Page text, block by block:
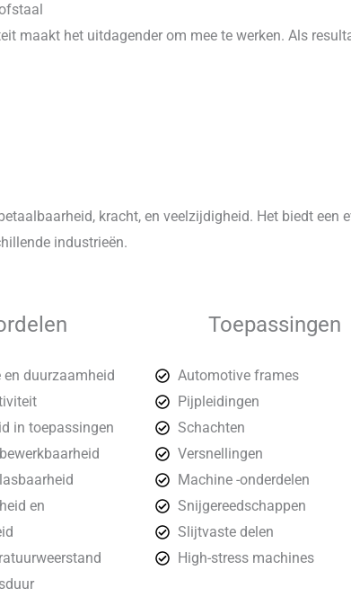
maakt het uitdagender om mee te werken. Als
kracht, en veelzijdigheid. Het biedt een
industrieën.
en duurzaamheid
in toepassingen
en
Toepassingen
Automotive frames
Pijpleidingen
Schachten
Versnellingen
Machine -onderdelen
Snijgereedschappen
Slijtvaste delen
High-stress machines